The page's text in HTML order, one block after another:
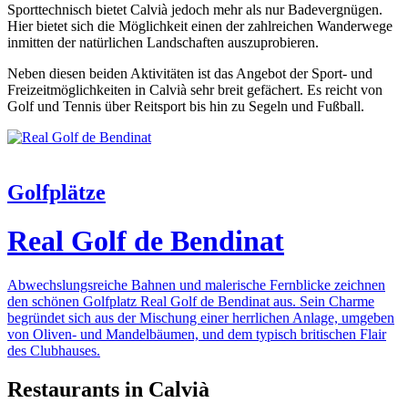
Sporttechnisch bietet Calvià jedoch mehr als nur Badevergnügen.
Hier bietet sich die Möglichkeit einen der zahlreichen Wanderwege
inmitten der natürlichen Landschaften auszuprobieren.
Neben diesen beiden Aktivitäten ist das Angebot der Sport- und
Freizeitmöglichkeiten in Calvià sehr breit gefächert. Es reicht von
Golf und Tennis über Reitsport bis hin zu Segeln und Fußball.
Golfplätze
Real Golf de Bendinat
Abwechslungsreiche Bahnen und malerische Fernblicke zeichnen
den schönen Golfplatz Real Golf de Bendinat aus. Sein Charme
begründet sich aus der Mischung einer herrlichen Anlage, umgeben
von Oliven- und Mandelbäumen, und dem typisch britischen Flair
des Clubhauses.
Restaurants in Calvià